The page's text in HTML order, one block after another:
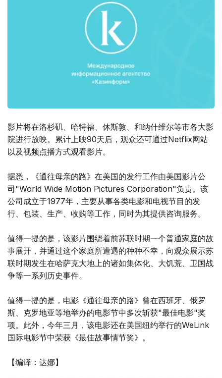
影片将在洛杉矶、哈特福、休斯敦、和纳什维尔等市各大影
院进行放映。累计上映90天后，观众还可通过Netflix网站
以及视频点播方式观看影片。
据悉，《通往母亲的路》在美国的发行工作由美国影片公
司"World Wide Motion Pictures Corporation"负责。该
公司成立于1977年，主要从事各类电影和电视节目的发
行、包装、生产、收购等工作，同时为其提供咨询服务。
值得一提的是，该影片围绕着前苏联时期一个普通家庭的故
事展开，并通过这个家庭所遭遇的种种不幸，向观众展示苏
联时期发生在哈萨克大地上的诸如集体化、大饥荒、卫国战
争等一系列历史事件。
值得一提的是，电影《通往母亲的路》曾在西班牙、俄罗
斯、克罗地亚等地举办的电影节中多次斩获"最佳电影"奖
项。此外，今年三月，该电影还在美国纽约举行的WeLink
国际电影节中荣获《最佳故事情节奖》。
【编译：达娜】